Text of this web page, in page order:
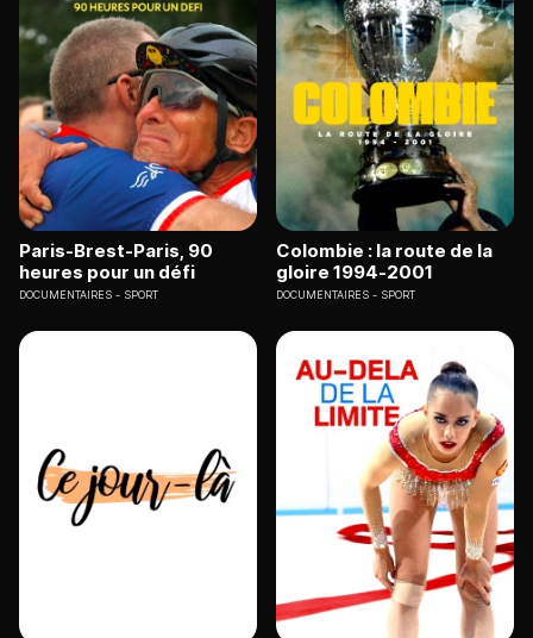
Paris-Brest-Paris, 90
heures pour un défi
DOCUMENTAIRES SPORT
Colombie : la route de la
gloire 1994-2001
DOCUMENTAIRES SPORT